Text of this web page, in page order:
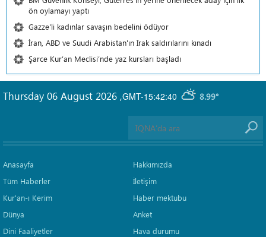
ön oylamayı yaptı
Gazze'li kadınlar savaşın bedelini ödüyor
İran, ABD ve Suudi Arabistan'ın Irak saldırılarını kınadı
Şarce Kur’an Meclisi’nde yaz kursları başladı
GMT-15:42:40 8.99°
Thursday 06 August 2026 ,
Anasayfa
Tüm Haberler
Kur'an-ı Kerim
Dünya
Dini Faaliyetler
Hakkımızda
İletişim
Haber mektubu
Anket
Hava durumu